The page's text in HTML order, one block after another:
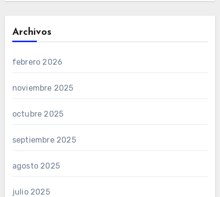
Archivos
febrero 2026
noviembre 2025
octubre 2025
septiembre 2025
agosto 2025
julio 2025